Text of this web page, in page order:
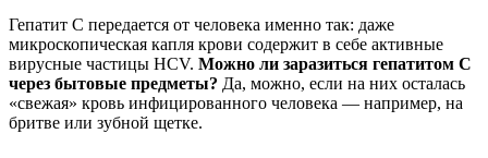
Гепатит С передается от человека именно так: даже
микроскопическая капля крови содержит в себе активные
вирусные частицы HCV. Можно ли заразиться гепатитом С
через бытовые предметы? Да, можно, если на них осталась
«свежая» кровь инфицированного человека — например, на
бритве или зубной щетке.